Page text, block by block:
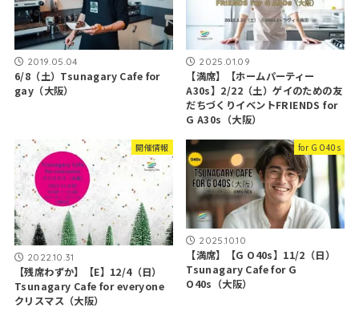
2019.05.04
6/8（土）Tsunagary Cafe for
gay（大阪）
2025.01.09
【満席】【ホームパーティー
A30s】2/22（土）ゲイのための友
だちづくりイベントFRIENDS for
G A30s（大阪）
開催情報
2022.10.31
【残席わずか】【E】12/4（日）
Tsunagary Cafe for everyone
クリスマス（大阪）
for G O40s
2025.10.10
【満席】【G O40s】11/2（日）
Tsunagary Cafe for G
O40s（大阪）